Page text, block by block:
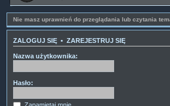
Nie masz uprawnień do przeglądania lub czytania
ZALOGUJ SIĘ • ZAREJESTRUJ SIĘ
Nazwa użytkownika:
Hasło: